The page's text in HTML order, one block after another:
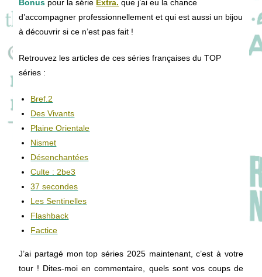
Bonus pour la série Extra. que j’ai eu la chance
d’accompagner professionnellement et qui est aussi un bijou
à découvrir si ce n’est pas fait !
Retrouvez les articles de ces séries françaises du TOP
séries :
Bref.2
Des Vivants
Plaine Orientale
Nismet
Désenchantées
Culte : 2be3
37 secondes
Les Sentinelles
Flashback
Factice
J’ai partagé mon top séries 2025 maintenant, c’est à votre
tour ! Dites-moi en commentaire, quels sont vos coups de